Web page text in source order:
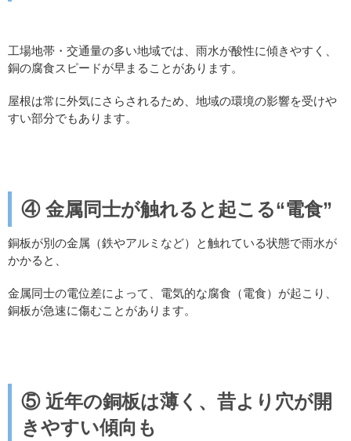
工場地帯・交通量の多い地域では、雨水が酸性に傾きやすく、
銅の腐食スピードが早まることがあります。
屋根は常に外気にさらされるため、地域の環境の影響を受けや
すい部分でもあります。
④ 金属同士が触れると起こる“電食”
銅板が別の金属（鉄やアルミなど）と触れている状態で雨水が
かかると、
金属同士の電位差によって、電気的な腐食（電食）が起こり、
銅板が急速に傷むことがあります。
⑤ 近年の銅板は薄く、昔より穴が開
きやすい傾向も